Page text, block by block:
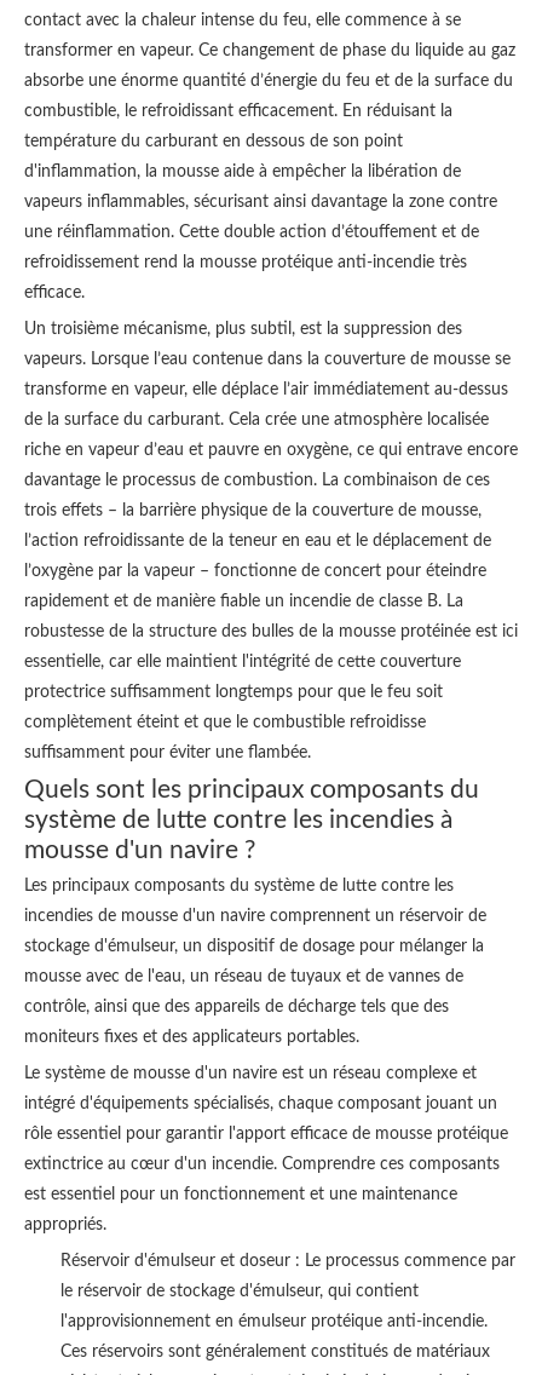
contact avec la chaleur intense du feu, elle commence à se
transformer en vapeur. Ce changement de phase du liquide au gaz
absorbe une énorme quantité d’énergie du feu et de la surface du
combustible, le refroidissant efficacement. En réduisant la
température du carburant en dessous de son point
d'inflammation, la mousse aide à empêcher la libération de
vapeurs inflammables, sécurisant ainsi davantage la zone contre
une réinflammation. Cette double action d’étouffement et de
refroidissement rend la mousse protéique anti-incendie très
efficace.
Un troisième mécanisme, plus subtil, est la suppression des
vapeurs. Lorsque l’eau contenue dans la couverture de mousse se
transforme en vapeur, elle déplace l’air immédiatement au-dessus
de la surface du carburant. Cela crée une atmosphère localisée
riche en vapeur d’eau et pauvre en oxygène, ce qui entrave encore
davantage le processus de combustion. La combinaison de ces
trois effets – la barrière physique de la couverture de mousse,
l’action refroidissante de la teneur en eau et le déplacement de
l’oxygène par la vapeur – fonctionne de concert pour éteindre
rapidement et de manière fiable un incendie de classe B. La
robustesse de la structure des bulles de la mousse protéinée est ici
essentielle, car elle maintient l'intégrité de cette couverture
protectrice suffisamment longtemps pour que le feu soit
complètement éteint et que le combustible refroidisse
suffisamment pour éviter une flambée.
Quels sont les principaux composants du
système de lutte contre les incendies à
mousse d'un navire ?
Les principaux composants du système de lutte contre les
incendies de mousse d'un navire comprennent un réservoir de
stockage d'émulseur, un dispositif de dosage pour mélanger la
mousse avec de l'eau, un réseau de tuyaux et de vannes de
contrôle, ainsi que des appareils de décharge tels que des
moniteurs fixes et des applicateurs portables.
Le système de mousse d'un navire est un réseau complexe et
intégré d'équipements spécialisés, chaque composant jouant un
rôle essentiel pour garantir l'apport efficace de mousse protéique
extinctrice au cœur d'un incendie. Comprendre ces composants
est essentiel pour un fonctionnement et une maintenance
appropriés.
Réservoir d'émulseur et doseur : Le processus commence par
le réservoir de stockage d'émulseur, qui contient
l'approvisionnement en émulseur protéique anti-incendie.
Ces réservoirs sont généralement constitués de matériaux